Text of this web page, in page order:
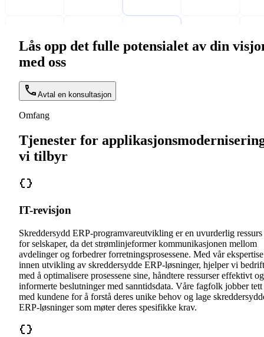
Lås opp det fulle potensialet av din
med oss
Avtal en konsultasjon
Omfang
Tjenester for
vi tilbyr
IT-revisjon
Skreddersydd ERP-programvareutvikling er en uvurderlig ressurs
for selskaper, da det strømlinjeformer kommunikasjonen mellom
avdelinger og forbedrer forretningsprosessene. Med vår ekspertise
innen utvikling av skreddersydde ERP-løsninger, hjelper vi
med å optimalisere prosessene sine, håndtere ressurser effektivt
informerte beslutninger med sanntidsdata. Våre fagfolk jobber tett
med kundene for å forstå deres unike behov og lage
ERP-løsninger som møter deres spesifikke krav.